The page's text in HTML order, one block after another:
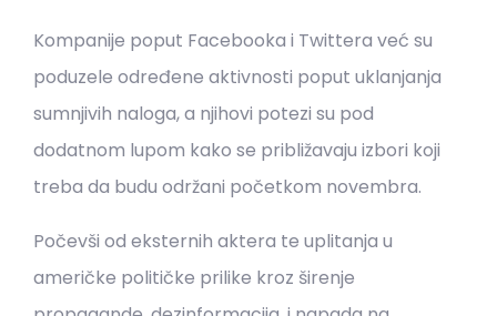
Kompanije poput Facebooka i Twittera već su
poduzele određene aktivnosti poput uklanjanja
sumnjivih naloga, a njihovi potezi su pod
dodatnom lupom kako se približavaju izbori koji
treba da budu održani početkom novembra.
Počevši od eksternih aktera te uplitanja u
američke političke prilike kroz širenje